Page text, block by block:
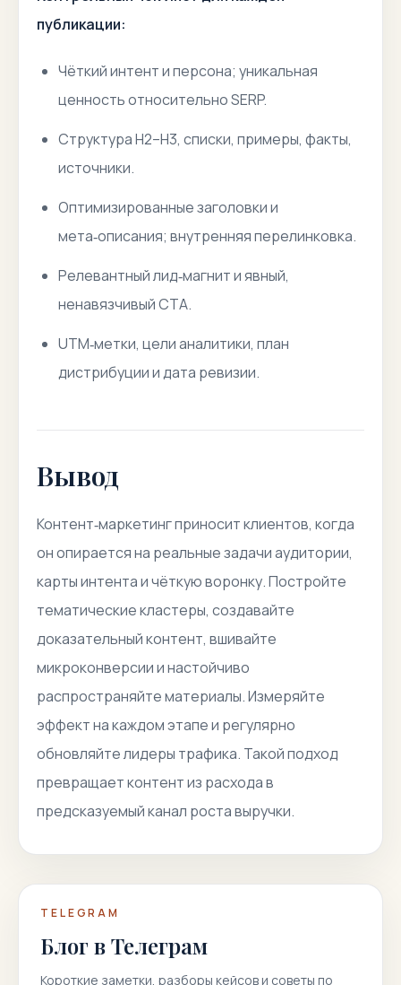
публикации:
Чёткий интент и персона; уникальная
ценность относительно SERP.
Структура H2–H3, списки, примеры, факты,
источники.
Оптимизированные заголовки и
мета‑описания; внутренняя перелинковка.
Релевантный лид‑магнит и явный,
ненавязчивый CTA.
UTM‑метки, цели аналитики, план
дистрибуции и дата ревизии.
Вывод
Контент‑маркетинг приносит клиентов, когда
он опирается на реальные задачи аудитории,
карты интента и чёткую воронку. Постройте
тематические кластеры, создавайте
доказательный контент, вшивайте
микроконверсии и настойчиво
распространяйте материалы. Измеряйте
эффект на каждом этапе и регулярно
обновляйте лидеры трафика. Такой подход
превращает контент из расхода в
предсказуемый канал роста выручки.
TELEGRAM
Блог в Телеграм
Короткие заметки, разборы кейсов и советы по